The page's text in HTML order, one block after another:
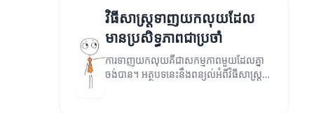
វិធីសាស្ត្រទាញយកលុយដែល
មានប្រសិទ្ធភាពជាប្រចាំ
ការទាញយកលុយគឺជាសកម្មភាពមួយដែលគ្នា
ចង់បាន។ អត្ថបទនេះនឹងពន្យល់អំពីវិធីសាស្ត្រ